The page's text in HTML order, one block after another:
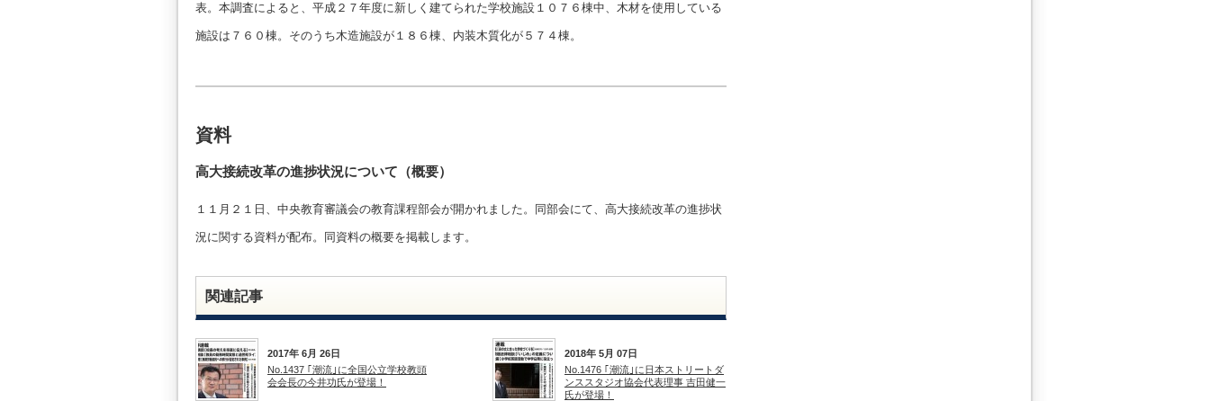
表。本調査によると、平成２７年度に新しく建てられた学校施設１０７６棟中、木材を使用している
施設は７６０棟。そのうち木造施設が１８６棟、内装木質化が５７４棟。
資料
高大接続改革の進捗状況について（概要）
１１月２１日、中央教育審議会の教育課程部会が開かれました。同部会にて、高大接続改革の進捗状
況に関する資料が配布。同資料の概要を掲載します。
関連記事
2017年 6月 26日
No.1437 ｢潮流｣に全国公立学校教頭
会会長の今井功氏が登場！
2018年 5月 07日
No.1476 ｢潮流｣に日本ストリートダ
ンススタジオ協会代表理事 吉田健一
氏が登場！